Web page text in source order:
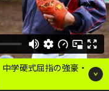
学硬式屈指の強豪・